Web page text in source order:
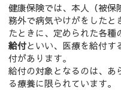
健康保険では、本人（被保
務外で病気やけがをしたと
たときに、定められた各種
給付といい、医療を給付す
付があります。
給付の対象となるのは、あ
る療養に限られています。